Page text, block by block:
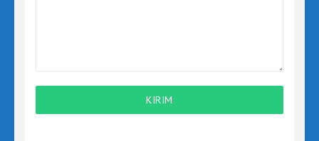
KIRIM